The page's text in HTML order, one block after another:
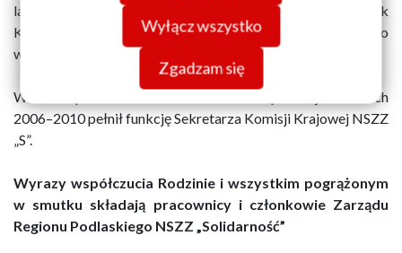
Wyłącz wszystko
Zgadzam się
latach 1997–2001 poseł na Sejm RP III kadencji i członek
Klubu Akcji Wyborczej Solidarność (między innymi jego
wiceprzewodniczący).
W 2001 powrócił do działalności związkowej. W latach
2006–2010 pełnił funkcję Sekretarza Komisji Krajowej NSZZ
„S”.
Wyrazy współczucia Rodzinie i wszystkim pogrążonym
w smutku składają pracownicy i członkowie Zarządu
Regionu Podlaskiego NSZZ „Solidarność”